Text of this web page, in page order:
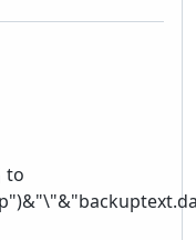
to